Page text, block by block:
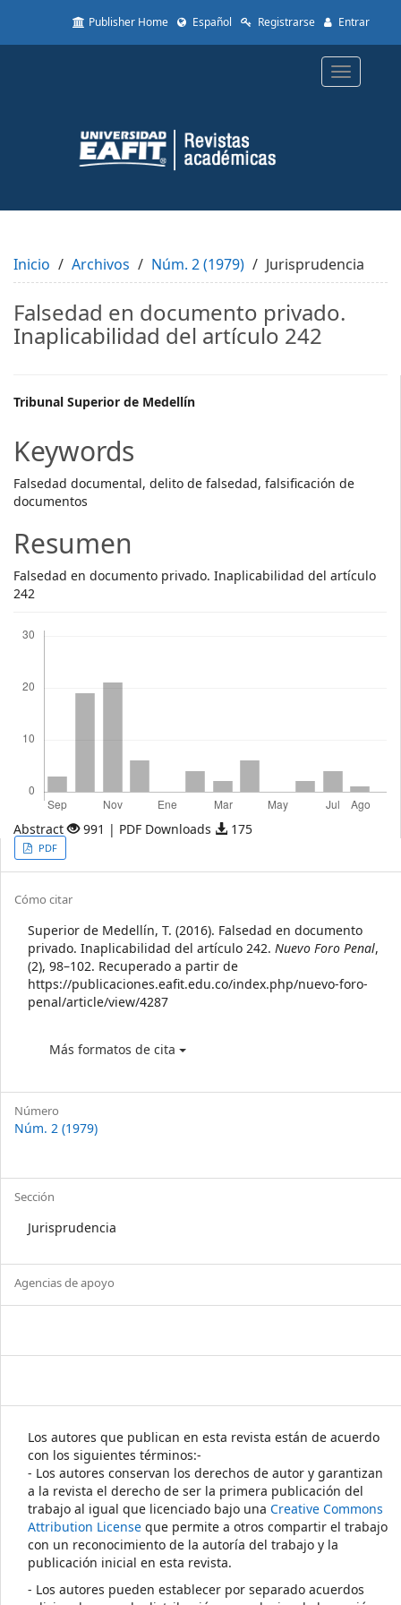
to
Content
Sidebar
Publisher Home Español Registrarse Entrar
Toggle
Inicio Archivos Núm. 2 (1979) Jurisprudencia
Falsedad en documento privado.
Inaplicabilidad del artículo 242
Main
Article
Content
Tribunal Superior de Medellín
Keywords
Falsedad documental, delito de falsedad, falsificación de
documentos
Resumen
Falsedad en documento privado. Inaplicabilidad del artículo
242
Abstract 991 | PDF Downloads 175
Article
Sidebar
PDF
Article
Details
Cómo citar
Superior de Medellín, T. (2016). Falsedad en documento
privado. Inaplicabilidad del artículo 242. Nuevo Foro Penal,
(2), 98–102. Recuperado a partir de
https://publicaciones.eafit.edu.co/index.php/nuevo-foro-
penal/article/view/4287
Más formatos de cita
Número
Núm. 2 (1979)
Sección
Jurisprudencia
Agencias de apoyo
Los autores que publican en esta revista están de acuerdo
con los siguientes términos:-
- Los autores conservan los derechos de autor y garantizan
a la revista el derecho de ser la primera publicación del
trabajo al igual que licenciado bajo una Creative Commons
Attribution License que permite a otros compartir el trabajo
con un reconocimiento de la autoría del trabajo y la
publicación inicial en esta revista.
- Los autores pueden establecer por separado acuerdos